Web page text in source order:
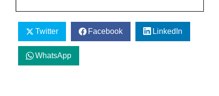
Twitter Facebook LinkedIn
WhatsApp